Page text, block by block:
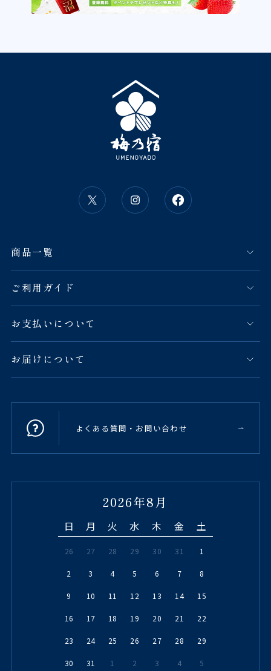
商品一覧
ご利用ガイド
お支払いについて
お届けについて
よくある質問・お問い合わせ
2026年8月
日 月 火 水 木 金 土
26 27 28 29 30 31 1
2 3 4 5 6 7 8
9 10 11 12 13 14 15
16 17 18 19 20 21 22
23 24 25 26 27 28 29
30 31 1 2 3 4 5